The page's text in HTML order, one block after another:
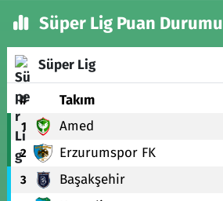
Süper Lig Puan Durumu
Süper Lig
# Takım
1 Amed
2 Erzurumspor FK
3 Başakşehir